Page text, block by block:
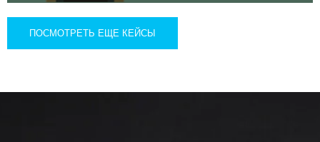
ПОСМОТРЕТЬ ЕЩЕ КЕЙСЫ